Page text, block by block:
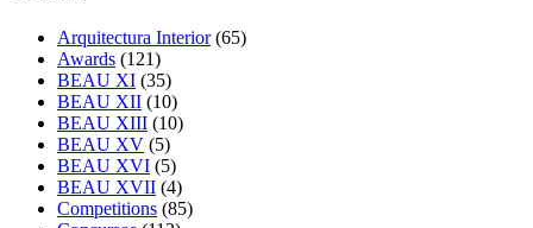
Arquitectura Interior(65)
Awards (121)
BEAU XI (35)
BEAU XII (10)
BEAU XIII (10)
BEAU XV (5)
BEAU XVI (5)
BEAU XVII (4)
Competitions (85)